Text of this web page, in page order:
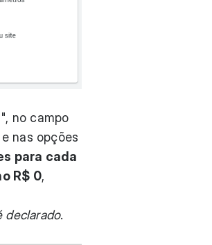
", no campo
nas opções
para cada
R$ 0,
declarado.